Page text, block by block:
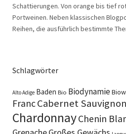
Schattierungen. Von orange bis tief
Portweinen. Neben klassischen
Reihen, die ausführlich bestimmte
Schlagwörter
Alto Adige Baden Bio Biodynamie
FrancCabernet Sauvignon
ChardonnayChenin